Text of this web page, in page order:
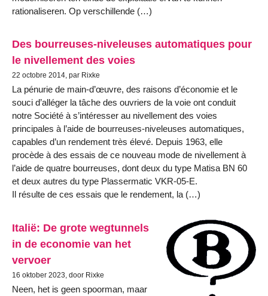
rationaliseren. Op verschillende (…)
Des bourreuses-niveleuses automatiques pour
le nivellement des voies
22 octobre 2014, par Rixke
La pénurie de main-d’œuvre, des raisons d’économie et le
souci d’alléger la tâche des ouvriers de la voie ont conduit
notre Société à s’intéresser au nivellement des voies
principales à l’aide de bourreuses-niveleuses automatiques,
capables d’un rendement très élevé. Depuis 1963, elle
procède à des essais de ce nouveau mode de nivellement à
l’aide de quatre bourreuses, dont deux du type Matisa BN 60
et deux autres du type Plassermatic VKR-05-E.
Il résulte de ces essais que le rendement, la (…)
Italië: De grote wegtunnels
in de economie van het
vervoer
16 oktober 2023, door Rixke
Neen, het is geen spoorman, maar